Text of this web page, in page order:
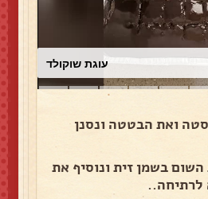
עוגת שוקולד
ואת הבטטה ונסנן
בשמן זית ונוסיף את
לרתיחה..